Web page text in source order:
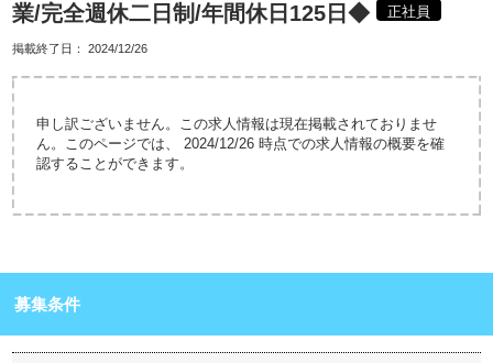
業/完全週休二日制/年間休日125日◆
正社員
掲載終了日： 2024/12/26
申し訳ございません。この求人情報は現在掲載されておりませ
ん。このページでは、 2024/12/26 時点での求人情報の概要を確
認することができます。
募集条件